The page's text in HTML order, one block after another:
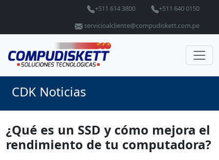
+511 614 3800
+511 640 0150
servicioalcliente@compudiskett.com.pe
CDK Noticias
¿Qué es un SSD y cómo mejora el
rendimiento de tu computadora?